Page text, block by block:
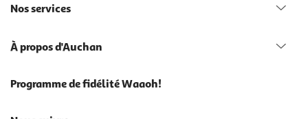
Nos services
À propos d'Auchan
Programme de fidélité Waaoh!